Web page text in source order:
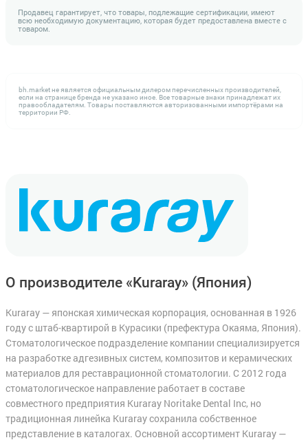
Продавец гарантирует, что товары, подлежащие сертификации, имеют
всю необходимую документацию, которая будет предоставлена вместе с
товаром.
bh.market не является официальным дилером перечисленных производителей,
если на странице бренда не указано иное. Все товарные знаки принадлежат их
правообладателям. Товары поставляются авторизованными импортёрами на
территории РФ.
О производителе «Kuraray» (Япония)
Kuraray — японская химическая корпорация, основанная в 1926
году с штаб-квартирой в Курасики (префектура Окаяма, Япония).
Стоматологическое подразделение компании специализируется
на разработке адгезивных систем, композитов и керамических
материалов для реставрационной стоматологии. С 2012 года
стоматологическое направление работает в составе
совместного предприятия Kuraray Noritake Dental Inc, но
традиционная линейка Kuraray сохранила собственное
представление в каталогах. Основной ассортимент Kuraray —